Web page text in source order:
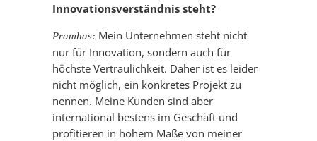
Innovationsverständnis steht?
Pramhas: Mein Unternehmen steht nicht
nur für Innovation, sondern auch für
höchste Vertraulichkeit. Daher ist es leider
nicht möglich, ein konkretes Projekt zu
nennen. Meine Kunden sind aber
international bestens im Geschäft und
profitieren in hohem Maße von meiner